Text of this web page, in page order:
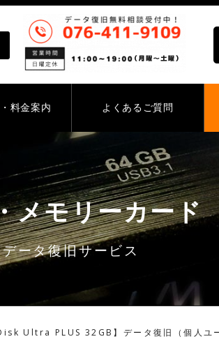
料金案内 よくあるご質問
メモリーカード
データ復旧サービス
Ultra PLUS 32GB】データ復旧（個人ユ